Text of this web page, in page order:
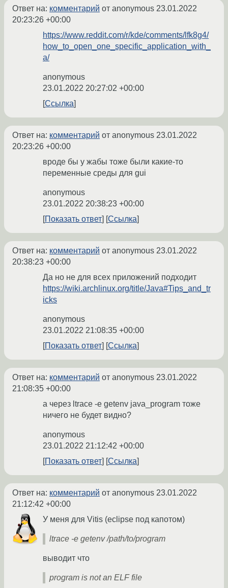
Ответ на: комментарий от anonymous 23.01.2022
20:23:26 +00:00
https://www.reddit.com/r/kde/comments/lfk8g4/
how_to_open_one_specific_application_with_
a/
anonymous
23.01.2022 20:27:02 +00:00
Ссылка
Ответ на: комментарий от anonymous 23.01.2022
20:23:26 +00:00
вроде бы у жабы тоже были какие-то
переменные среды для gui
anonymous
23.01.2022 20:38:23 +00:00
Показать ответ
Ссылка
Ответ на: комментарий от anonymous 23.01.2022
20:38:23 +00:00
Да но не для всех приложений подходит
https://wiki.archlinux.org/title/Java#Tips_and_tr
icks
anonymous
23.01.2022 21:08:35 +00:00
Показать ответ
Ссылка
Ответ на: комментарий от anonymous 23.01.2022
21:08:35 +00:00
а через ltrace -e getenv java_program тоже
ничего не будет видно?
anonymous
23.01.2022 21:12:42 +00:00
Показать ответ
Ссылка
Ответ на: комментарий от anonymous 23.01.2022
21:12:42 +00:00
У меня для Vitis (eclipse под капотом)
ltrace -e getenv /path/to/program
выводит что
program is not an ELF file